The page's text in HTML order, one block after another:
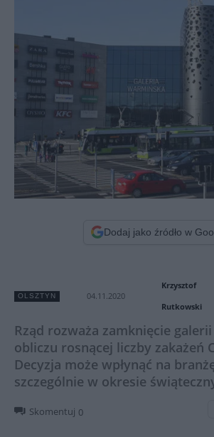
Dodaj jako źródło w
OLSZTYN 04.11.2020
Krzysztof
Rutkowski
Rząd rozważa zamknięcie
obliczu rosnącej liczby zakażeń
Decyzja może wpłynąć na
szczególnie w okresie
Skomentuj 0